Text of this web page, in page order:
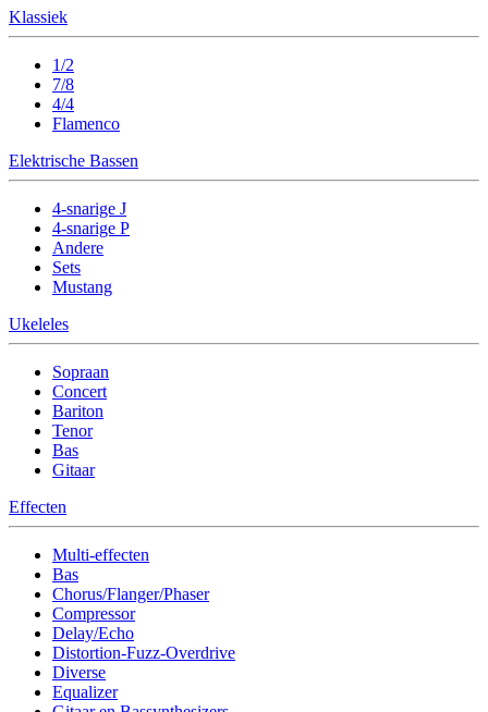
Klassiek
1/2
7/8
4/4
Flamenco
Elektrische Bassen
4-snarige J
4-snarige P
Andere
Sets
Mustang
Ukeleles
Sopraan
Concert
Bariton
Tenor
Bas
Gitaar
Effecten
Multi-effecten
Bas
Chorus/Flanger/Phaser
Compressor
Delay/Echo
Distortion-Fuzz-Overdrive
Diverse
Equalizer